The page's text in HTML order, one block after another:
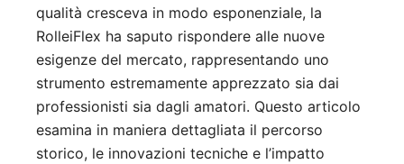
qualità cresceva in modo esponenziale, la
RolleiFlex ha saputo rispondere alle nuove
esigenze del mercato, rappresentando uno
strumento estremamente apprezzato sia dai
professionisti sia dagli amatori. Questo articolo
esamina in maniera dettagliata il percorso
storico, le innovazioni tecniche e l’impatto